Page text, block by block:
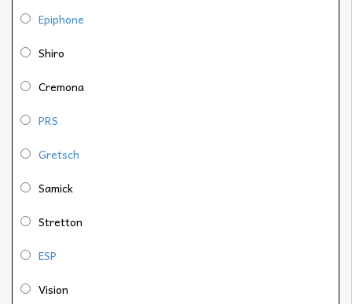
Epiphone
Shiro
Cremona
PRS
Gretsch
Samick
Stretton
ESP
Vision